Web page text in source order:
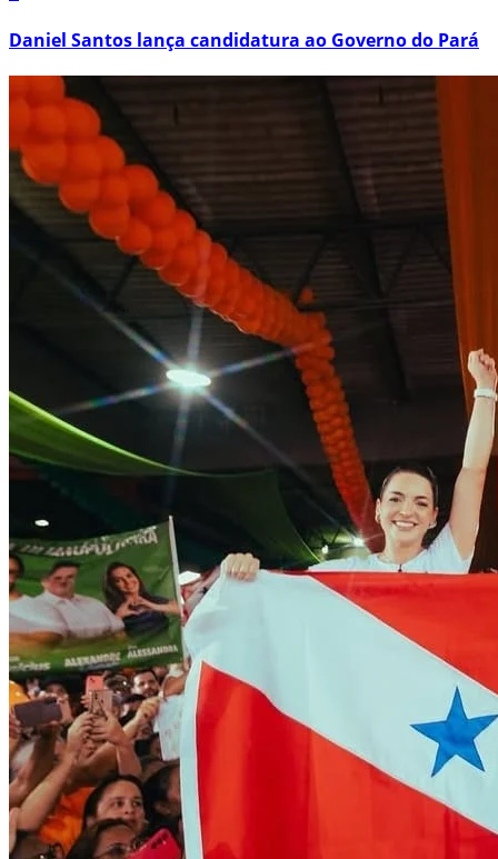
Daniel Santos lança candidatura ao Governo do Pará